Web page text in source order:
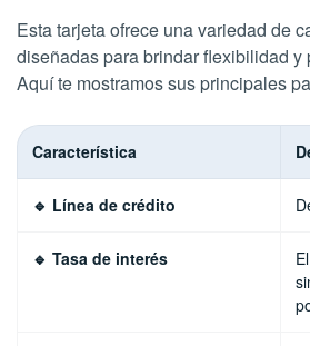
Esta tarjeta ofrece una variedad de
diseñadas para brindar flexibilidad y
Aquí te mostramos sus principales
Característica
🔹 Línea de crédito
🔹 Tasa de interés